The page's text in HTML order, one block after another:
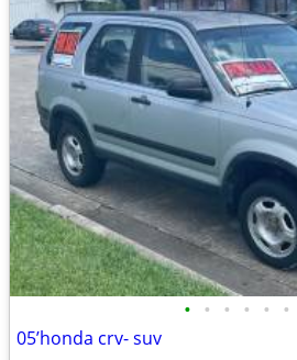
• • • • • •
05’honda crv- suv